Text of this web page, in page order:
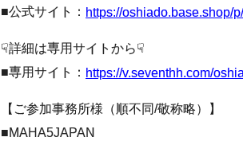
■公式サイト： https://oshiado.base.shop/
☟詳細は専用サイトから☟
■専用サイト： https://v.seventhh.com/
【ご参加事務所様（順不同/敬称略）】
■MAHA5JAPAN